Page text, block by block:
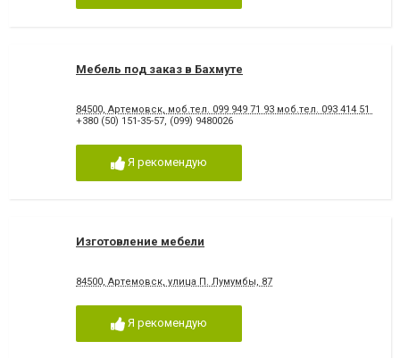
Мебель под заказ в Бахмуте
84500, Артемовск, моб.тел. 099 949 71 93 моб.тел. 093 414 51 61
+380 (50) 151-35-57, (099) 9480026
Я рекомендую
Изготовление мебели
84500, Артемовск, улица П. Лумумбы, 87
Я рекомендую